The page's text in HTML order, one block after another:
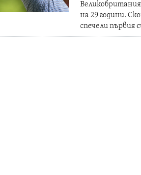
на 29 години.
спечели първия